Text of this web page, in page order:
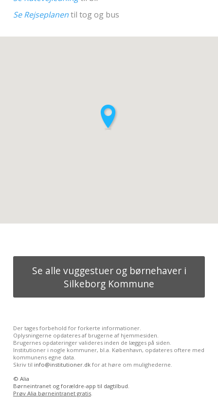
Se Rejseplanentil tog og bus
Se alle vuggestuer og børnehaver i
Silkeborg Kommune
Der tages forbehold for forkerte informationer.
Oplysningerne opdateres af brugerne af hjemmesiden.
Brugernes opdateringer valideres inden de lægges på siden.
Institutioner i nogle kommuner, bl.a. København, opdateres oftere med
kommunens egne data.
Skriv til info@institutioner.dkfor at høre om mulighederne.
© Alia
Børneintranet og forældre-app til dagtilbud.
Prøv Alia børneintranet gratis.